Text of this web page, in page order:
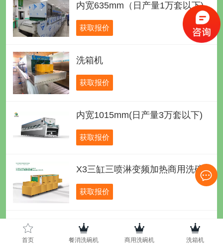
内宽635mm（日产量1万套以下)
获取报价
洗箱机
获取报价
内宽1015mm(日产量3万套以下)
获取报价
X3三缸三喷淋变频加热商用洗碗机
获取报价
C3双缸双喷淋酒店洗碗机
首页 餐消洗碗机 商用洗碗机 洗箱机